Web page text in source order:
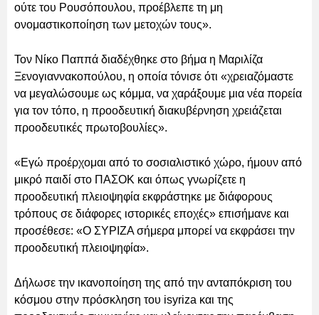
ούτε του Ρουσόπουλου, προέβλεπε τη μη
ονομαστικοποίηση των μετοχών τους».
Τον Νίκο Παππά διαδέχθηκε στο βήμα η Μαριλίζα
Ξενογιαννακοπούλου, η οποία τόνισε ότι «χρειαζόμαστε
να μεγαλώσουμε ως κόμμα, να χαράξουμε μια νέα πορεία
για τον τόπο, η προοδευτική διακυβέρνηση χρειάζεται
προοδευτικές πρωτοβουλίες».
«Εγώ προέρχομαι από το σοσιαλιστικό χώρο, ήμουν από
μικρό παιδί στο ΠΑΣΟΚ και όπως γνωρίζετε η
προοδευτική πλειοψηφία εκφράστηκε με διάφορους
τρόπους σε διάφορες ιστορικές εποχές» επισήμανε και
προσέθεσε: «Ο ΣΥΡΙΖΑ σήμερα μπορεί να εκφράσει την
προοδευτική πλειοψηφία».
Δήλωσε την ικανοποίηση της από την ανταπόκριση του
κόσμου στην πρόσκληση του isyriza και της